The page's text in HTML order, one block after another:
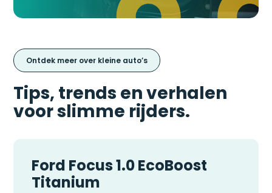
Ontdek meer over kleine auto’s
Tips, trends en verhalen
voor slimme rijders.
Ford Focus 1.0 EcoBoost
Titanium